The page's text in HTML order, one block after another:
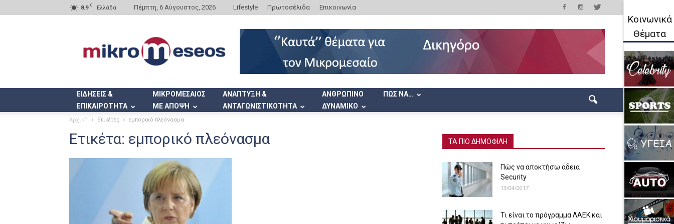
8.9 C Ελλάδα Πέμπτη, 6 Αύγουστος, 2026 Lifestyle Πρωτοσέλιδα Επικοινωνία
ΕΙΔΗΣΕΙΣ &
ΕΠΙΚΑΙΡΟΤΗΤΑ
ΜΙΚΡΟΜΕΣΑΙΟΣ
ΜΕ ΑΠΟΨΗ
ΑΝΑΠΤΥΞΗ &
ΑΝΤΑΓΩΝΙΣΤΙΚΟΤΗΤΑ
ΑΝΘΡΩΠΙΝΟ
ΔΥΝΑΜΙΚΟ
ΠΩΣ ΝΑ…
Αρχική Ετικέτες εμπορικό πλεόνασμα
Ετικέτα: εμπορικό πλεόνασμα ΤΑ ΠΙΟ ΔΗΜΟΦΙΛΗ
Πώς να αποκτήσω άδεια
Security
13/04/2017
Τι είναι το πρόγραμμα ΛΑΕΚ και
Κοινωνικά
Θέματα